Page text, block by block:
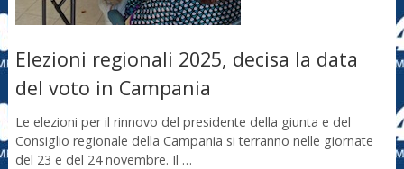
Elezioni regionali 2025, decisa la data
del voto in Campania
Le elezioni per il rinnovo del presidente della giunta e del
Consiglio regionale della Campania si terranno nelle giornate
del 23 e del 24 novembre. Il …